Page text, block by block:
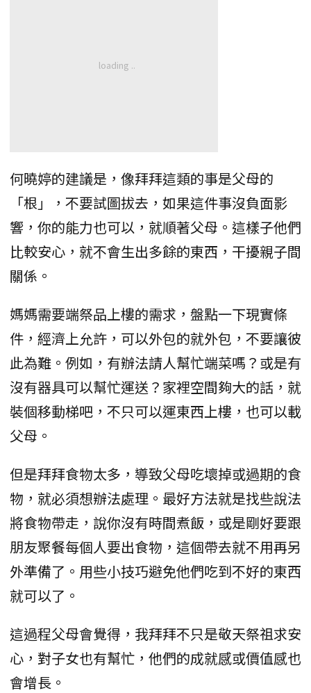
何曉婷的建議是，像拜拜這類的事是父母的
「根」，不要試圖拔去，如果這件事沒負面影
響，你的能力也可以，就順著父母。這樣子他們
比較安心，就不會生出多餘的東西，干擾親子間
關係。
媽媽需要端祭品上樓的需求，盤點一下現實條
件，經濟上允許，可以外包的就外包，不要讓彼
此為難。例如，有辦法請人幫忙端菜嗎？或是有
沒有器具可以幫忙運送？家裡空間夠大的話，就
裝個移動梯吧，不只可以運東西上樓，也可以載
父母。
但是拜拜食物太多，導致父母吃壞掉或過期的食
物，就必須想辦法處理。最好方法就是找些說法
將食物帶走，說你沒有時間煮飯，或是剛好要跟
朋友聚餐每個人要出食物，這個帶去就不用再另
外準備了。用些小技巧避免他們吃到不好的東西
就可以了。
這過程父母會覺得，我拜拜不只是敬天祭祖求安
心，對子女也有幫忙，他們的成就感或價值感也
會增長。